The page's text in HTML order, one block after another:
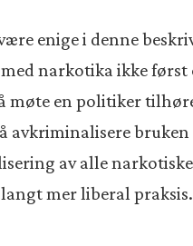
enige i denne
narkotika ikke først
møte en politiker
avkriminalisere bruken
av alle
mer liberal praksis.